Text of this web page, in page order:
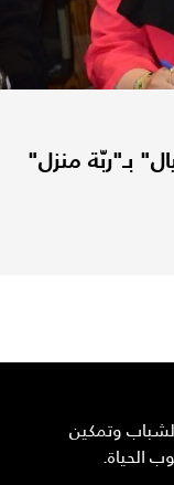
بـ"ربّة منزل"
وتمكين
الحياة.